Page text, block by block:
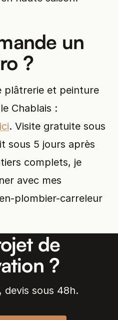
un
?
plâtrerie et peinture
Chablais :
. Visite gratuite sous
sous 5 jours après
complets, je
avec mes
plombier-carreleur
de
?
devis sous 48h.